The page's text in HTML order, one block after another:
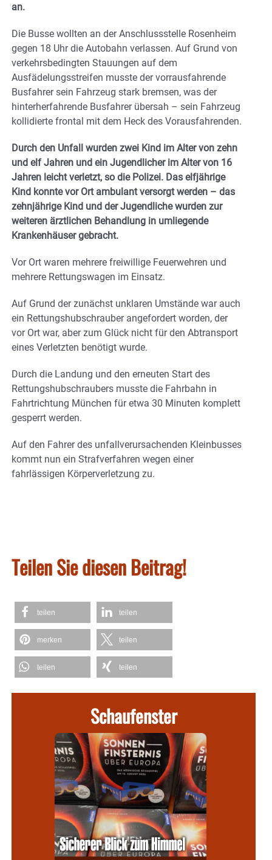
an.
Die Busse wollten an der Anschlussstelle Rosenheim
gegen 18 Uhr die Autobahn verlassen. Auf Grund von
verkehrsbedingten Stauungen auf dem
Ausfädelungsstreifen musste der vorrausfahrende
Busfahrer sein Fahrzeug stark bremsen, was der
hinterherfahrende Busfahrer übersah – sein Fahrzeug
kollidierte frontal mit dem Heck des Vorausfahrenden.
Durch den Unfall wurden zwei Kind im Alter von zehn
und elf Jahren und ein Jugendlicher im Alter von 16
Jahren leicht verletzt, so die Polizei. Das elfjährige
Kind konnte vor Ort ambulant versorgt werden – das
zehnjährige Kind und der Jugendliche wurden zur
weiteren ärztlichen Behandlung in umliegende
Krankenhäuser gebracht.
Vor Ort waren mehrere freiwillige Feuerwehren und
mehrere Rettungswagen im Einsatz.
Auf Grund der zunächst unklaren Umstände war auch
ein Rettungshubschrauber angefordert worden, der
vor Ort war, aber zum Glück nicht für den Abtransport
eines Verletzten benötigt wurde.
Durch die Landung und den erneuten Start des
Rettungshubschraubers musste die Fahrbahn in
Fahrtrichtung München für etwa 30 Minuten komplett
gesperrt werden.
Auf den Fahrer des unfallverursachenden Kleinbusses
kommt nun ein Strafverfahren wegen einer
fahrlässigen Körperverletzung zu.
Teilen Sie diesen Beitrag!
teilen teilen
merken teilen
teilen teilen
Schaufenster